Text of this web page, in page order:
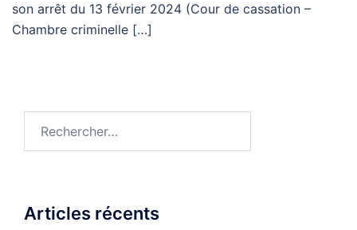
son arrêt du 13 février 2024 (Cour de cassation –
Chambre criminelle […]
Articles récents